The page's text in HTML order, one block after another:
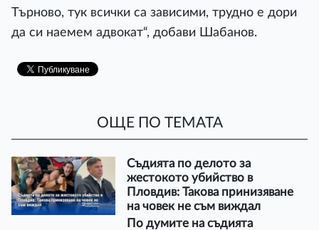
Търново, тук всички са зависими, трудно е дори
да си наемем адвокат“, добави Шабанов.
ОЩЕ ПО ТЕМАТА
Съдията по делото за
жестокото убийство в
Пловдив: Такова принизяване
на човек не съм виждал
По думите на съдията